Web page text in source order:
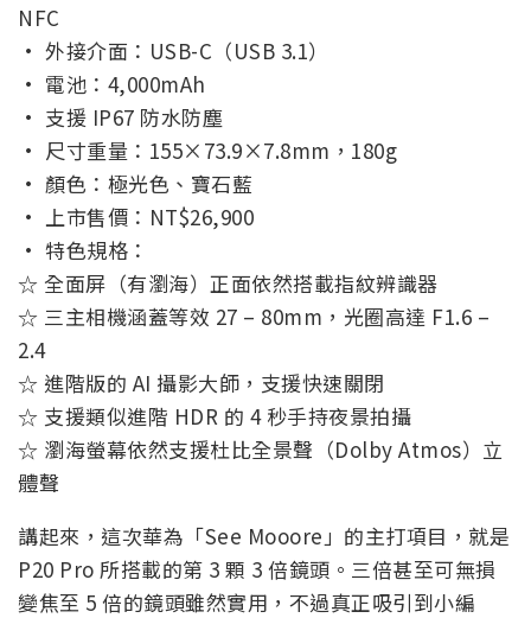
NFC
· 外接介面：USB-C（USB 3.1）
· 電池：4,000mAh
· 支援 IP67 防水防塵
· 尺寸重量：155×73.9×7.8mm，180g
· 顏色：極光色、寶石藍
· 上市售價：NT$26,900
· 特色規格：
☆ 全面屏（有瀏海）正面依然搭載指紋辨識器
☆ 三主相機涵蓋等效 27 – 80mm，光圈高達 F1.6 –
2.4
☆ 進階版的 AI 攝影大師，支援快速關閉
☆ 支援類似進階 HDR 的 4 秒手持夜景拍攝
☆ 瀏海螢幕依然支援杜比全景聲（Dolby Atmos）立
體聲
講起來，這次華為「See Mooore」的主打項目，就是
P20 Pro 所搭載的第 3 顆 3 倍鏡頭。三倍甚至可無損
變焦至 5 倍的鏡頭雖然實用，不過真正吸引到小編